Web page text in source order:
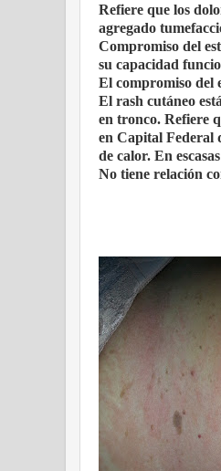
Refiere que los
agregado
Compromiso del
su capacidad
El compromiso del
El rash cutáneo
en tronco. Refiere
en Capital Federal
de calor. En
No tiene relación